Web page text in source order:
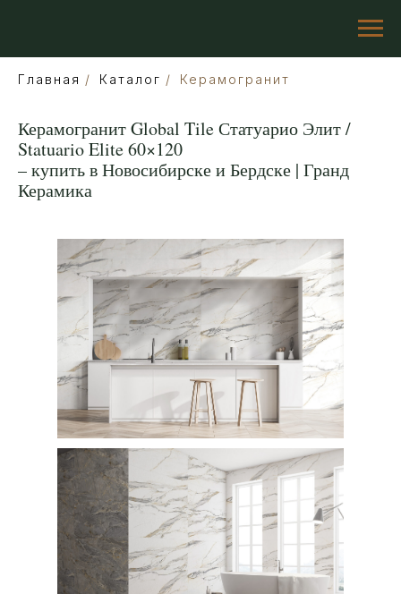
Главная / Каталог / Керамогранит
Керамогранит Global Tile Статуарио Элит /
Statuario Elite 60×120
– купить в Новосибирске и Бердске | Гранд
Керамика